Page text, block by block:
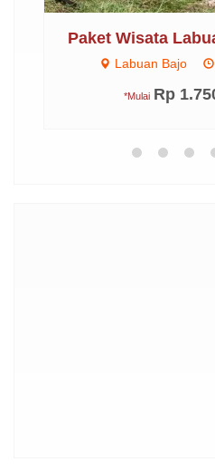
Paket Wisata
Labuan Bajo
*Mulai Rp